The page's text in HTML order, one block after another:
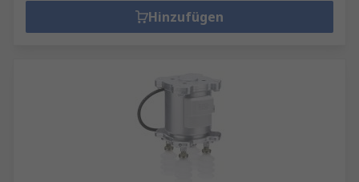
Hinzufügen